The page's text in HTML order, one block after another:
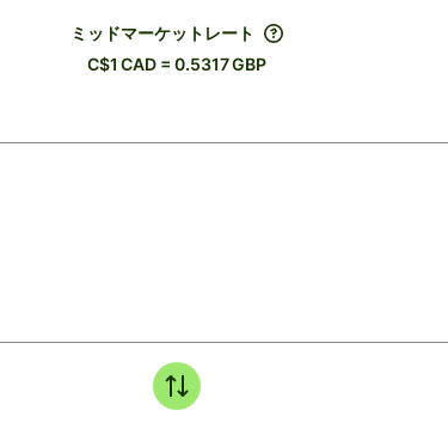
ミッドマーケットレート
C$1 CAD = 0.5317 GBP